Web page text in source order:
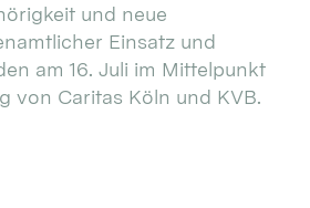
und neue
Einsatz und
am 16. Juli im Mittelpunkt
von Caritas Köln und KVB.